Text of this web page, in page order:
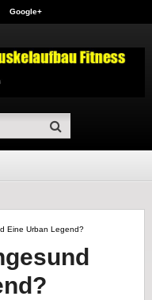
Google+
Eine Urban Legend?